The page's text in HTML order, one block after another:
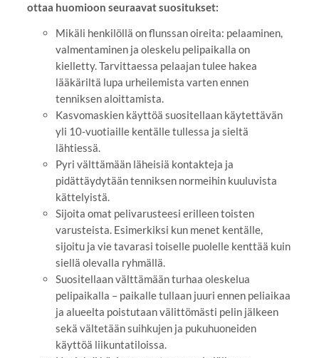
ottaa huomioon seuraavat suositukset:
Mikäli henkilöllä on flunssan oireita: pelaaminen,
valmentaminen ja oleskelu pelipaikalla on
kielletty. Tarvittaessa pelaajan tulee hakea
lääkäriltä lupa urheilemista varten ennen
tenniksen aloittamista.
Kasvomaskien käyttöä suositellaan käytettävän
yli 10-vuotiaille kentälle tullessa ja sieltä
lähtiessä.
Pyri välttämään läheisiä kontakteja ja
pidättäydytään tenniksen normeihin kuuluvista
kättelyistä.
Sijoita omat pelivarusteesi erilleen toisten
varusteista. Esimerkiksi kun menet kentälle,
sijoitu ja vie tavarasi toiselle puolelle kenttää kuin
siellä olevalla ryhmällä.
Suositellaan välttämään turhaa oleskelua
pelipaikalla – paikalle tullaan juuri ennen peliaikaa
ja alueelta poistutaan välittömästi pelin jälkeen
sekä vältetään suihkujen ja pukuhuoneiden
käyttöä liikuntatiloissa.